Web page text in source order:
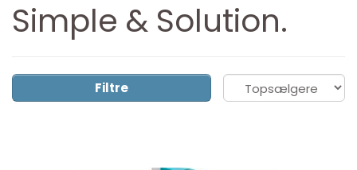
Simple & Solution.
Filtre